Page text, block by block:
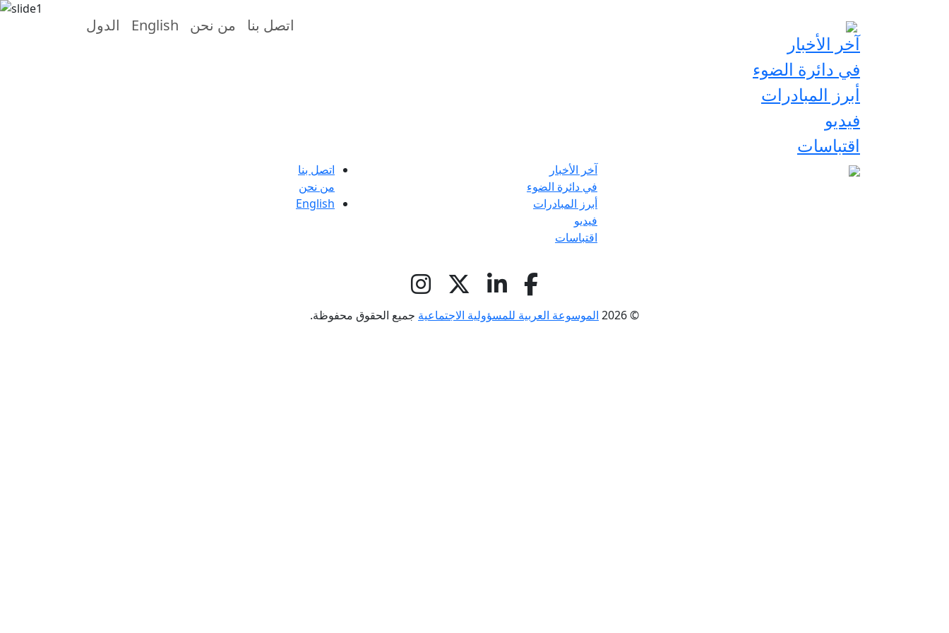
اتصل بنا من نحن English الدول
آخر الأخبار
في دائرة الضوء
أبرز المبادرات
فيديو
اقتباسات
آخر الأخبار
في دائرة الضوء
أبرز المبادرات
فيديو
اقتباسات
اتصل بنا
من نحن
English
© 2026 الموسوعة العربية للمسؤولية الاجتماعية جميع الحقوق محفوظة.